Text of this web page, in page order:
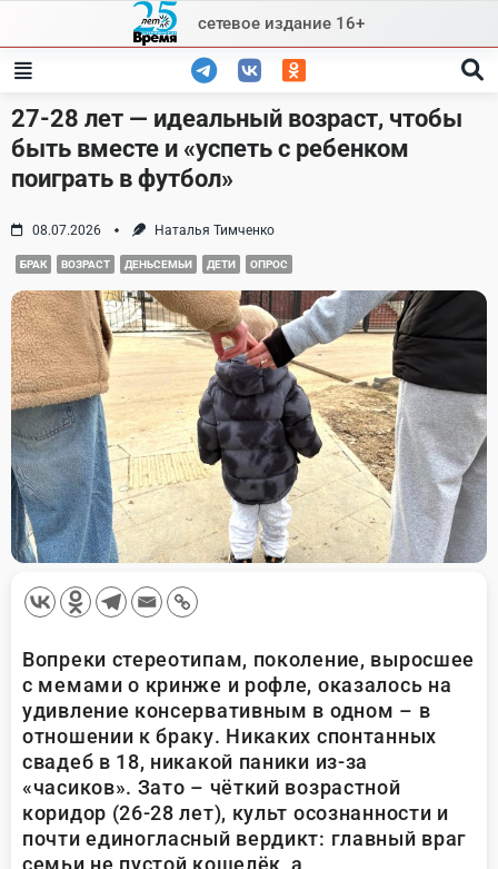
content
сетевое издание 16+
27-28 лет — идеальный возраст, чтобы
быть вместе и «успеть с ребенком
поиграть в футбол»
08.07.2026 Наталья Тимченко
БРАК ВОЗРАСТ ДЕНЬСЕМЬИ ДЕТИ ОПРОС
Вопреки стереотипам, поколение, выросшее
с мемами о кринже и рофле, оказалось на
удивление консервативным в одном – в
отношении к браку. Никаких спонтанных
свадеб в 18, никакой паники из-за
«часиков». Зато – чёткий возрастной
коридор (26-28 лет), культ осознанности и
почти единогласный вердикт: главный враг
семьи не пустой кошелёк, а